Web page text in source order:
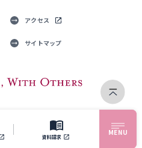
資料請求
MENU
アクセス
サイトマップ